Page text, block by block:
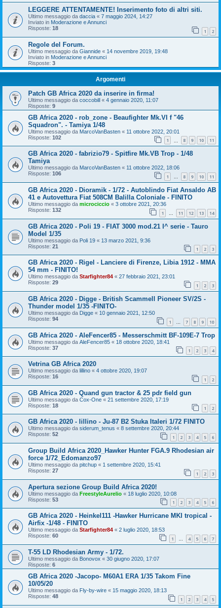
LEGGERE ATTENTAMENTE! Inserimento foto di altri siti.
Ultimo messaggio da daccia « 7 maggio 2024, 14:27
Inviato in Moderazione e Annunci
Risposte: 18 1 2
Regole del Forum.
Ultimo messaggio da Giannide « 14 novembre 2019, 19:48
Inviato in Moderazione e Annunci
Risposte: 3
Argomenti
Patch GB Africa 2020 da inserire in firma!
Ultimo messaggio da coccobill « 4 gennaio 2020, 11:07
Risposte: 9
GB Africa 2020 - rob_zone - Beaufighter Mk.VI f "46
Squadron". - Tamiya 1/48
Ultimo messaggio da MarcoVanBasten « 11 ottobre 2022, 20:01
Risposte: 102 1 8 9 10 11
GB Africa 2020 - fabrizio79 - Spitfire Mk.VB Trop - 1/48
Tamiya
Ultimo messaggio da MarcoVanBasten « 11 ottobre 2022, 18:06
Risposte: 106 1 … 8 9 10 11
GB Africa 2020 - Dioramik - 1/72 - Autoblindo Fiat Ansaldo AB
41 e Autovettura Fiat 508CM Balilla Coloniale - FINITO
Ultimo messaggio da microciccio « 3 ottobre 2021, 20:36
Risposte: 132 1 … 11 12 13 14
GB Africa 2020 - Poli 19 - FIAT 3000 mod.21 I^ serie - Tauro
Model 1/35
Ultimo messaggio da Poli 19 « 13 marzo 2021, 9:36
Risposte: 21 1 2 3
GB Africa 2020 - Rigel - Lanciere di Firenze, Libia 1912 - MMA
54 mm - FINITO!
Ultimo messaggio da Starfighter84 « 27 febbraio 2021, 23:01
Risposte: 29 1 2 3
GB Africa 2020 - Digge - British Scammell Pioneer SV/2S -
Thunder model 1/35 -FINITO-
Ultimo messaggio da Digge « 10 gennaio 2021, 12:50
Risposte: 94 1 … 7 8 9 10
GB Africa 2020 - AleFencer85 - Messerschmitt BF-109E-7 Trop
Ultimo messaggio da AleFencer85 « 18 ottobre 2020, 18:41
Risposte: 37 1 2 3 4
Vetrina GB Africa 2020
Ultimo messaggio da lillino « 4 ottobre 2020, 19:07
Risposte: 16 1 2
GB Africa 2020 - Quand gun tractor & 25 pdr field gun
Ultimo messaggio da Cox-One « 21 settembre 2020, 17:19
Risposte: 18 1 2
GB Africa 2020 - lillino - Ju-87 B2 Stuka Italeri 1/72 FINITO
Ultimo messaggio da siderum_tenus « 8 settembre 2020, 20:44
Risposte: 52 1 2 3 4 5 6
Group Build Africa 2020_Hawker Hunter FGA.9 Rhodesian air
force 1/72_Edomanzo97
Ultimo messaggio da pitchup « 1 settembre 2020, 15:41
Risposte: 27 1 2 3
Apertura sezione Group Build Africa 2020!
Ultimo messaggio da FreestyleAurelio « 18 luglio 2020, 10:08
Risposte: 53 1 2 3 4 5 6
GB Africa 2020 - Heinkel111 -Hawker Hurricane MKI tropical -
Airfix -1/48 - FINITO
Ultimo messaggio da Starfighter84 « 2 luglio 2020, 18:53
Risposte: 60 1 … 4 5 6 7
T-55 LD Rhodesian Army - 1/72.
Ultimo messaggio da Bonovox « 30 giugno 2020, 17:07
Risposte: 6
GB Africa 2020 -Jacopo- M60A1 ERA 1/35 Takom Fine
10/05/20
Ultimo messaggio da Fly-by-wire « 15 maggio 2020, 18:13
Risposte: 48 1 2 3 4 5